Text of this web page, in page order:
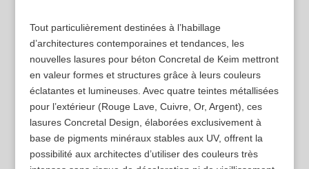
Tout particulièrement destinées à l’habillage
d’architectures contemporaines et tendances, les
nouvelles lasures pour béton Concretal de Keim mettront
en valeur formes et structures grâce à leurs couleurs
éclatantes et lumineuses. Avec quatre teintes métallisées
pour l’extérieur (Rouge Lave, Cuivre, Or, Argent), ces
lasures Concretal Design, élaborées exclusivement à
base de pigments minéraux stables aux UV, offrent la
possibilité aux architectes d’utiliser des couleurs très